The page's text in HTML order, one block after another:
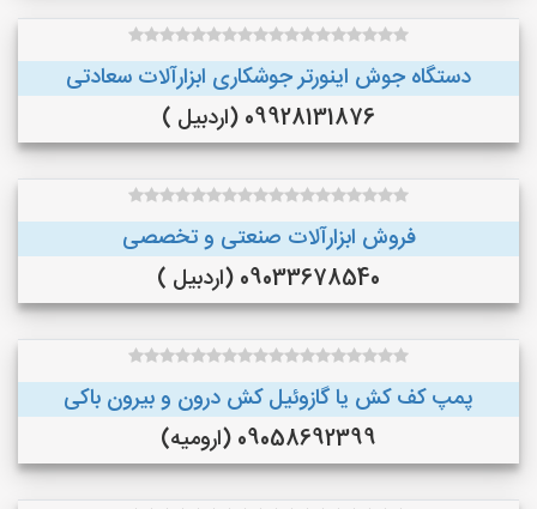
دستگاه جوش اینورتر جوشکاری ابزارآلات سعادتی
09928131876 (اردبیل )
فروش ابزارآلات صنعتی و تخصصی
09033678540 (اردبیل )
پمپ کف کش یا گازوئیل کش درون و بیرون باکی
09058692399 (ارومیه)